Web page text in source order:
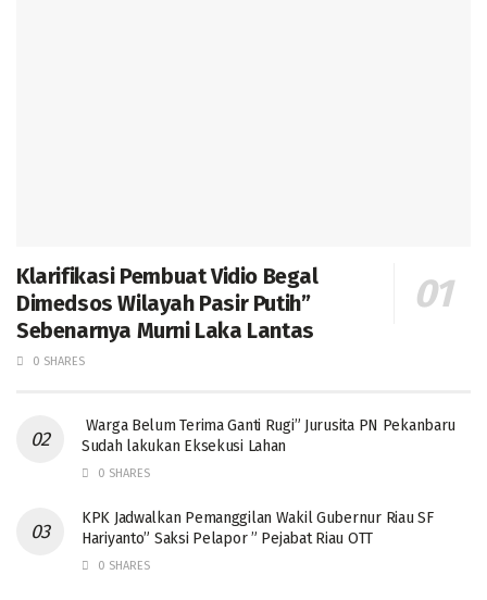
Klarifikasi Pembuat Vidio Begal
Dimedsos Wilayah Pasir Putih”
Sebenarnya Murni Laka Lantas
0 SHARES
Warga Belum Terima Ganti Rugi” Jurusita PN Pekanbaru
Sudah lakukan Eksekusi Lahan
0 SHARES
KPK Jadwalkan Pemanggilan Wakil Gubernur Riau SF
Hariyanto” Saksi Pelapor ” Pejabat Riau OTT
0 SHARES